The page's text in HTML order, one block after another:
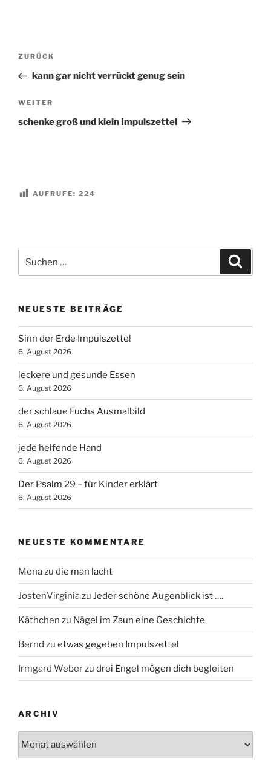
Beitragsnavigation
Vorheriger
Beitrag
ZURÜCK
kann gar nicht verrückt genug sein
Nächster
Beitrag
WEITER
schenke groß und klein Impulszettel
AUFRUFE: 224
nach:
NEUESTE BEITRÄGE
Sinn der Erde Impulszettel
6. August 2026
leckere und gesunde Essen
6. August 2026
der schlaue Fuchs Ausmalbild
6. August 2026
jede helfende Hand
6. August 2026
Der Psalm 29 – für Kinder erklärt
6. August 2026
NEUESTE KOMMENTARE
Monazu die man lacht
JostenVirginiazu Jeder schöne Augenblick ist ….
Käthchen zu Nägel im Zaun eine Geschichte
Bernd zu etwas gegeben Impulszettel
Irmgard Weberzu drei Engel mögen dich begleiten
ARCHIV